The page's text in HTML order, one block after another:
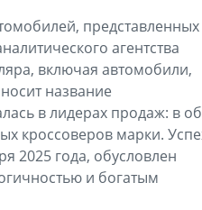
представленных
агентства
включая автомобили,
название
в лидерах продаж: в
кроссоверов марки.
2025 года, обусловлен
и богатым